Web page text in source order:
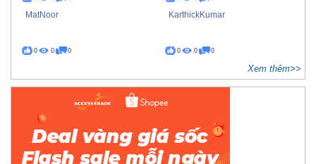
MatNoor
0 0 0
KarthickKumar
0 0 0
Xem thêm>>